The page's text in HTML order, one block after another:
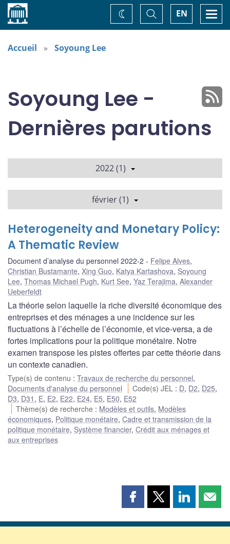
Accueil EN
Basculer
la
recherche
Changez
de
Accueil Soyoung Lee
Soyoung Lee -
Dernières parutions
2022 (1)
février (1)
Heterogeneity and Monetary Policy:
A Thematic Review
Document d’analyse du personnel 2022-2 Felipe Alves,
Christian Bustamante, Xing Guo, Katya Kartashova, Soyoung
Lee, Thomas Michael Pugh, Kurt See, Yaz Terajima, Alexander
Ueberfeldt
La théorie selon laquelle la riche diversité économique des
entreprises et des ménages a une incidence sur les
fluctuations à l’échelle de l’économie, et vice-versa, a de
fortes implications pour la politique monétaire. Notre
examen transpose les pistes offertes par cette théorie dans
un contexte canadien.
Type(s) de contenu : Travaux de recherche du personnel,
Documents d'analyse du personnel
Code(s) JEL : D, D2, D25,
D3, D31 , E, E2, E22, E24, E5, E50, E52
Thème(s) de recherche : Modèles et outils, Modèles
économiques, Politique monétaire, Cadre et transmission de la
politique monétaire, Système financier, Crédit aux ménages et
aux entreprises
Partager
page
Partager
page
Partager
page page